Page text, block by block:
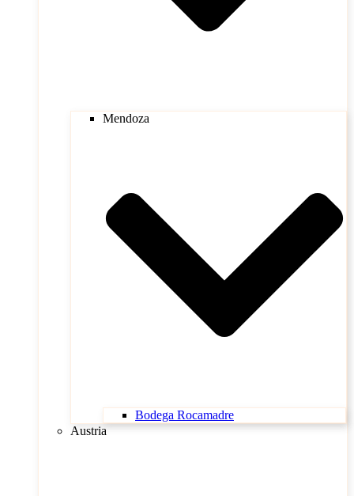
Mendoza
Bodega Rocamadre
Austria